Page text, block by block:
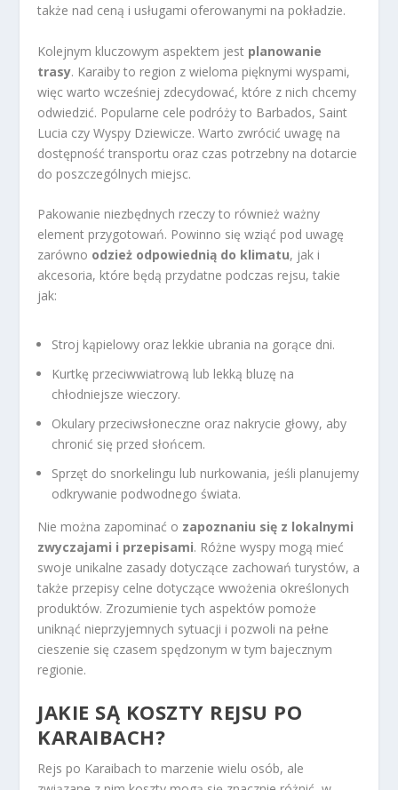
także nad ceną i usługami oferowanymi na pokładzie.
Kolejnym kluczowym aspektem jest planowanie
trasy. Karaiby to region z wieloma pięknymi wyspami,
więc warto wcześniej zdecydować, które z nich chcemy
odwiedzić. Popularne cele podróży to Barbados, Saint
Lucia czy Wyspy Dziewicze. Warto zwrócić uwagę na
dostępność transportu oraz czas potrzebny na dotarcie
do poszczególnych miejsc.
Pakowanie niezbędnych rzeczy to również ważny
element przygotowań. Powinno się wziąć pod uwagę
zarówno odzież odpowiednią do klimatu, jak i
akcesoria, które będą przydatne podczas rejsu, takie
jak:
Stroj kąpielowy oraz lekkie ubrania na gorące dni.
Kurtkę przeciwwiatrową lub lekką bluzę na
chłodniejsze wieczory.
Okulary przeciwsłoneczne oraz nakrycie głowy, aby
chronić się przed słońcem.
Sprzęt do snorkelingu lub nurkowania, jeśli planujemy
odkrywanie podwodnego świata.
Nie można zapominać o zapoznaniu się z lokalnymi
zwyczajami i przepisami. Różne wyspy mogą mieć
swoje unikalne zasady dotyczące zachowań turystów, a
także przepisy celne dotyczące wwożenia określonych
produktów. Zrozumienie tych aspektów pomoże
uniknąć nieprzyjemnych sytuacji i pozwoli na pełne
cieszenie się czasem spędzonym w tym bajecznym
regionie.
JAKIE SĄ KOSZTY REJSU PO
KARAIBACH?
Rejs po Karaibach to marzenie wielu osób, ale